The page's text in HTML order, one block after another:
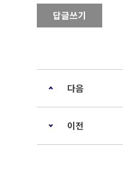
답글쓰기
다음
이전